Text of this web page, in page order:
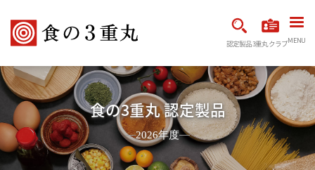
認定製品3重丸クラブMENU
食の3重丸 認定製品
2026年度